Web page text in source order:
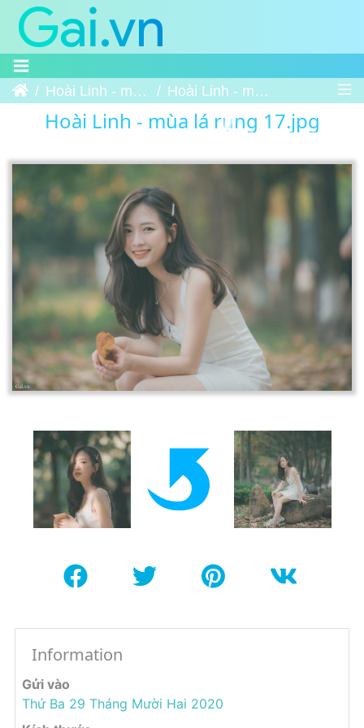
Trang chủHoài Linh - mùa lá rụng Hoài Linh - mùa lá rụng 17
Hoài Linh - mùa lá rụng 17.jpg
Information
Gửi vào
Thứ Ba 29 Tháng Mười Hai 2020